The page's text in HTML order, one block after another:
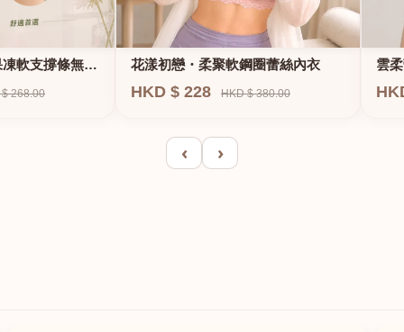
軟支撐條無鋼
268.00
花漾初戀・柔聚軟鋼圈蕾絲內衣
HKD $ 228 HKD $ 380.00
雲
‹ ›